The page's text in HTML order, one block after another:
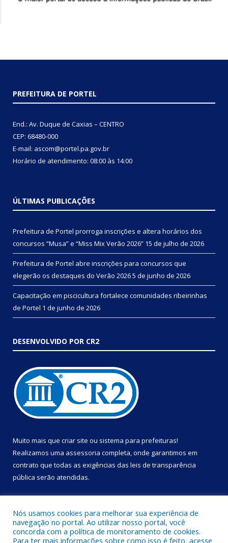
PREFEITURA DE PORTEL
End.: Av. Duque de Caxias – CENTRO
CEP: 68480-000
E-mail: ascom@portel.pa.gov.br
Horário de atendimento: 08:00 às 14:00
ÚLTIMAS PUBLICAÇÕES
Prefeitura de Portel prorroga inscrições e altera horários dos
concursos “Musa” e “Miss Mix Verão 2026” 15 de julho de 2026
Prefeitura de Portel abre inscrições para concursos que
elegerão os destaques do Verão 20265 de junho de 2026
Capacitação em piscicultura fortalece comunidades ribeirinhas
de Portel 1 de junho de 2026
DESENVOLVIDO POR CR2
Muito mais que criar site ou sistema para prefeituras!
Realizamos uma assessoria completa, onde garantimos em
contrato que todas as exigências das leis de transparência
pública serão atendidas.
Nós usamos cookies para melhorar sua experiência de
navegação no portal. Ao utilizar nosso portal, você
concorda com a política de monitoramento de cookies.
Para ter mais informações sobre como isso é feito, acesse